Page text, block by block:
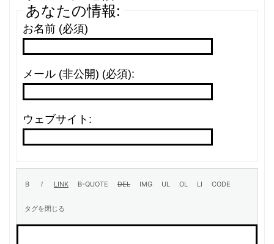
あなたの情報:
お名前 (必須)
メール (非公開) (必須):
ウェブサイト: